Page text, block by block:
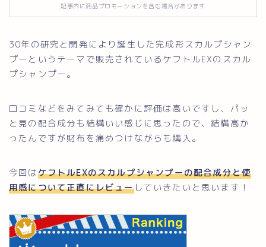
記事内に商品プロモーションを含む場合があります
30年の研究と開発により誕生した完成形スカルプシャン
プーというテーマで販売されているケフトルEXのスカル
プシャンプー。
口コミなどをみてみても確かに評価は高いですし、パッ
と見の配合成分も結構いい感じに思ったので、結構高か
ったんですが財布を痛めつけながらも購入。
今回はケフトルEXのスカルプシャンプーの配合成分と使
用感について正直にレビューしていきたいと思います！